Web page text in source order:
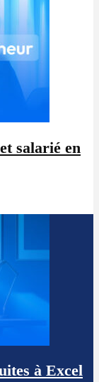
salarié en
à Excel